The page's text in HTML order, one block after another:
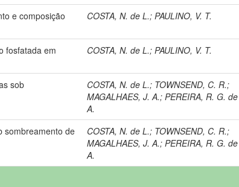
e composição
COSTA, N. de L.;PAULINO, V. T.
fosfatada em
COSTA, N. de L.;PAULINO, V. T.
sob
COSTA, N. de L.; TOWNSEND, C. R.;
MAGALHAES, J. A.;PEREIRA, R. G. de
A.
sombreamento de
COSTA, N. de L.; TOWNSEND, C. R.;
MAGALHAES, J. A.;PEREIRA, R. G. de
A.